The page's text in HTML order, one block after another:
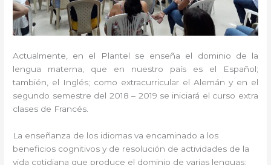
Actualmente, en el Plantel se enseña el dominio de la
lengua materna, que en nuestro país es el Español;
también, el Inglés; como extracurricular el Alemán y en el
segundo semestre del 2018 – 2019 se iniciará el curso extra
clases de Francés.
La enseñanza de los idiomas va encaminado a los
beneficios cognitivos y de resolución de actividades de la
vida cotidiana que produce el dominio de varias lenguas;